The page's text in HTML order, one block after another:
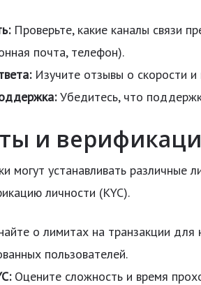
Проверьте, какие каналы связи
почта, телефон).
Изучите отзывы о скорости
Убедитесь, что
и
могут устанавливать различные
личности (KYC).
о лимитах на транзакции для
пользователей.
Оцените сложность и время